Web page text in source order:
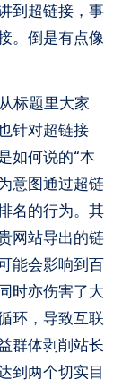
到超链接，事
。倒是有点像
标题里大家
针对超链接
如何说的“本
意图通过超链
名的行为。其
网站导出的链
能会影响到百
时亦伤害了大
环，导致互联
群体剥削站长
到两个切实目